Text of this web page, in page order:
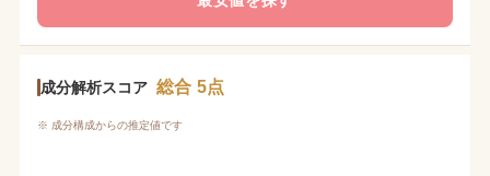
成分解析スコア 総合 5点
※ 成分構成からの推定値です